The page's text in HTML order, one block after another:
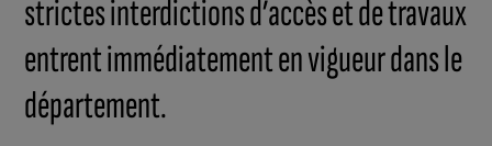
strictes interdictions d’accès et de travaux
entrent immédiatement en vigueur dans le
département.